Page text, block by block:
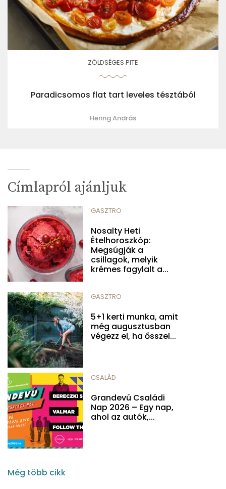
ZÖLDSÉGES PITE
Paradicsomos flat tart leveles tésztából
Hering András
Címlapról ajánljuk
GASZTRO
Nosalty Heti
Ételhoroszkóp:
Megsúgják a
csillagok, melyik
krémes fagylalt a...
GASZTRO
5+1 kerti munka, amit
még augusztusban
végezz el, ha ősszel...
CSALÁD
Grandevú Családi
Nap 2026 – Egy nap,
ahol az autók,...
Még több cikk